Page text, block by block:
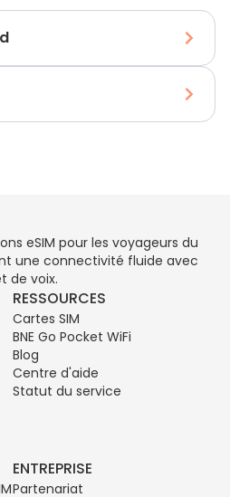
eSIM pour les voyageurs du
une connectivité fluide avec
de voix.
RESSOURCES
Cartes SIM
BNE Go Pocket WiFi
Blog
Centre d'aide
Statut du service
ENTREPRISE
Partenariat